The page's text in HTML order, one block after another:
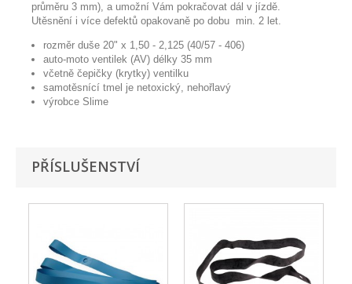
průměru 3 mm), a umožní Vám pokračovat dál v jízdě.
Utěsnění i více defektů opakovaně po dobu min. 2 let.
rozměr duše 20" x 1,50 - 2,125 (40/57 - 406)
auto-moto ventilek (AV) délky 35 mm
včetně čepičky (krytky) ventilku
samotěsnící tmel je netoxický, nehořlavý
výrobce Slime
PŘÍSLUŠENSTVÍ